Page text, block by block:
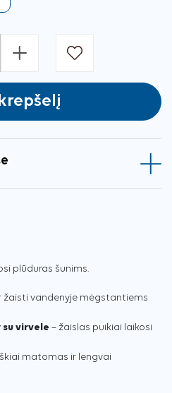
+
plūduras šunims.
žaisti vandenyje mėgstantiems
virvele – žaislas puikiai laikosi
matomas ir lengvai